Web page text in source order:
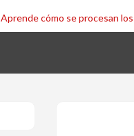
Aprende cómo se procesan